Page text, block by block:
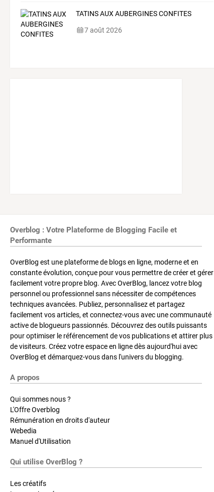
TATINS AUX AUBERGINES CONFITES
7 août 2026
Overblog : Votre Plateforme de Blogging Facile et
Performante
OverBlog est une plateforme de blogs en ligne, moderne et en
constante évolution, conçue pour vous permettre de créer et gérer
facilement votre propre blog. Avec OverBlog, lancez votre blog
personnel ou professionnel sans nécessiter de compétences
techniques avancées. Publiez, personnalisez et partagez
facilement vos articles, et connectez-vous avec une communauté
active de blogueurs passionnés. Découvrez des outils puissants
pour optimiser le référencement de vos publications et attirer plus
de visiteurs. Créez votre espace en ligne dès aujourd'hui avec
OverBlog et démarquez-vous dans l'univers du blogging.
A propos
Qui sommes nous ?
L'Offre Overblog
Rémunération en droits d'auteur
Webedia
Manuel d'Utilisation
Qui utilise OverBlog ?
Les créatifs